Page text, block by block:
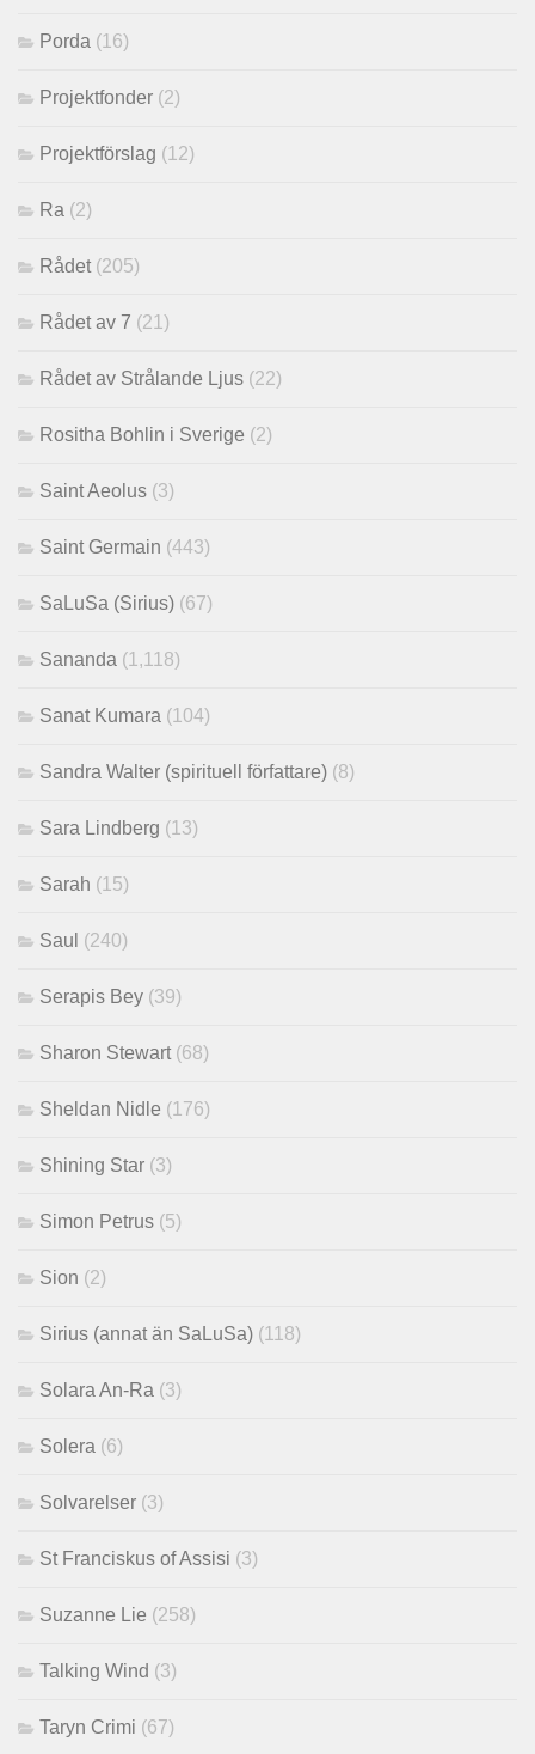
Porda (16)
Projektfonder (2)
Projektförslag (12)
Ra (2)
Rådet (205)
Rådet av 7 (21)
Rådet av Strålande Ljus (22)
Rositha Bohlin i Sverige (2)
Saint Aeolus (3)
Saint Germain (443)
SaLuSa (Sirius) (67)
Sananda (1,118)
Sanat Kumara (104)
Sandra Walter (spirituell författare) (8)
Sara Lindberg (13)
Sarah (15)
Saul (240)
Serapis Bey (39)
Sharon Stewart (68)
Sheldan Nidle (176)
Shining Star (3)
Simon Petrus (5)
Sion (2)
Sirius (annat än SaLuSa) (118)
Solara An-Ra (3)
Solera (6)
Solvarelser (3)
St Franciskus of Assisi (3)
Suzanne Lie (258)
Talking Wind (3)
Taryn Crimi (67)